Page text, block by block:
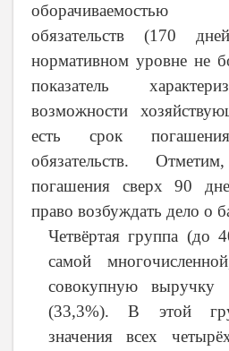
оборачиваемостью
обязательств (170
нормативном уровне не
показатель
возможности
есть срок
обязательств.
погашения сверх 90
право возбуждать дело о
Четвёртая группа (до
самой
совокупную выручку
(33,3%). В этой
значения всех